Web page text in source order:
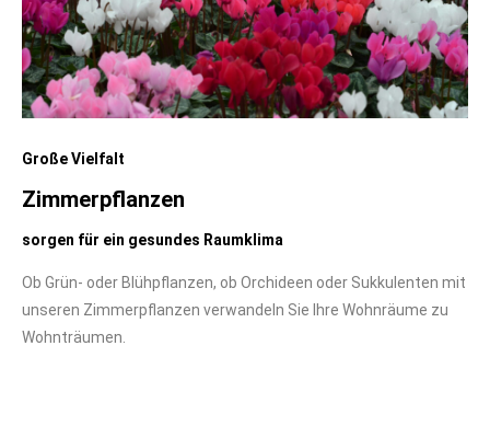
Große Vielfalt
Zimmerpflanzen
sorgen für ein gesundes Raumklima
Ob Grün- oder Blühpflanzen, ob Orchideen oder Sukkulenten mit
unseren Zimmerpflanzen verwandeln Sie Ihre Wohnräume zu
Wohnträumen.